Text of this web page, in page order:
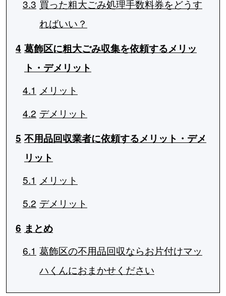
3.3 買った粗大ごみ処理手数料券をどうす
ればいい？
4 葛飾区に粗大ごみ収集を依頼するメリッ
ト・デメリット
4.1 メリット
4.2 デメリット
5 不用品回収業者に依頼するメリット・デメ
リット
5.1 メリット
5.2 デメリット
6 まとめ
6.1 葛飾区の不用品回収ならお片付けマッ
ハくんにおまかせください